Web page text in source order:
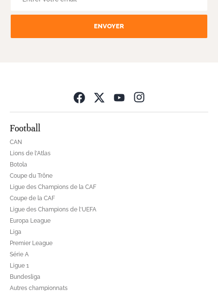
ENVOYER
Football
CAN
Lions de l'Atlas
Botola
Coupe du Trône
Ligue des Champions de la CAF
Coupe de la CAF
Ligue des Champions de l'UEFA
Europa League
Liga
Premier League
Série A
Ligue 1
Bundesliga
Autres championnats